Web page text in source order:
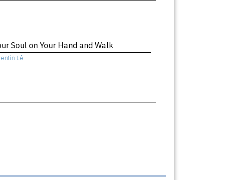
Soul on Your Hand and Walk
Lê